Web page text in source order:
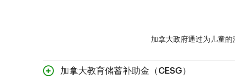
加拿大政府通过为儿童
加拿大教育储蓄补助金（CESG）